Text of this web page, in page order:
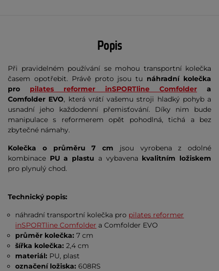
Popis
Při pravidelném používání se mohou transportní kolečka
časem opotřebit. Právě proto jsou tu náhradní kolečka
pro pilates reformer inSPORTline Comfolder a
Comfolder EVO, která vrátí vašemu stroji hladký pohyb a
usnadní jeho každodenní přemisťování. Díky nim bude
manipulace s reformerem opět pohodlná, tichá a bez
zbytečné námahy.
Kolečka o průměru 7 cm jsou vyrobena z odolné
kombinace PU a plastu a vybavena kvalitním ložiskem
pro plynulý chod.
Technický popis:
náhradní transportní kolečka pro pilates reformer
inSPORTline Comfolder a Comfolder EVO
průměr kolečka: 7 cm
šířka kolečka:2,4 cm
materiál: PU, plast
označení ložiska: 608RS